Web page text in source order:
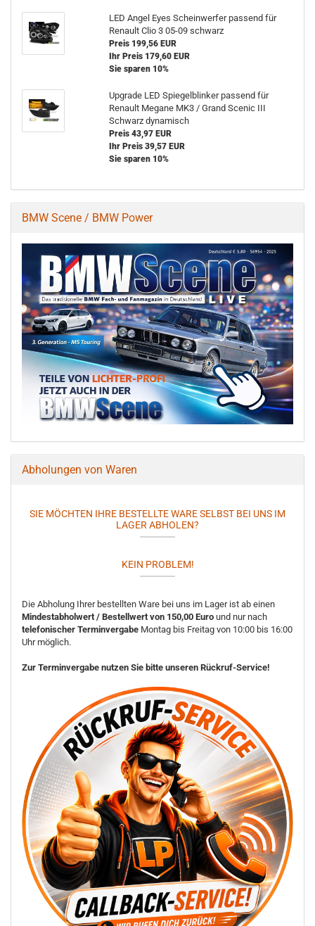
LED Angel Eyes Scheinwerfer passend für
Renault Clio 3 05-09 schwarz
Preis 199,56 EUR
Ihr Preis 179,60 EUR
Sie sparen 10%
Upgrade LED Spiegelblinker passend für
Renault Megane MK3 / Grand Scenic III
Schwarz dynamisch
Preis 43,97 EUR
Ihr Preis 39,57 EUR
Sie sparen 10%
BMW Scene / BMW Power
Abholungen von Waren
SIE MÖCHTEN IHRE BESTELLTE WARE SELBST BEI UNS IM
LAGER ABHOLEN?
KEIN PROBLEM!
Die Abholung Ihrer bestellten Ware bei uns im Lager ist ab einen
Mindestabholwert / Bestellwert von 150,00 Euro und nur nach
telefonischer Terminvergabe Montag bis Freitag von 10:00 bis 16:00
Uhr möglich.
Zur Terminvergabe nutzen Sie bitte unseren Rückruf-Service!